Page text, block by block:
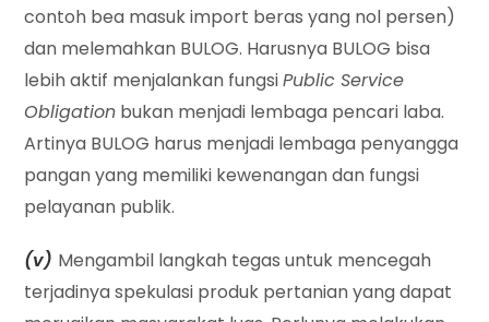
contoh bea masuk import beras yang nol persen)
dan melemahkan BULOG. Harusnya BULOG bisa
lebih aktif menjalankan fungsiPublic Service
Obligation bukan menjadi lembaga pencari laba.
Artinya BULOG harus menjadi lembaga penyangga
pangan yang memiliki kewenangan dan fungsi
pelayanan publik.
(v) Mengambil langkah tegas untuk mencegah
terjadinya spekulasi produk pertanian yang dapat